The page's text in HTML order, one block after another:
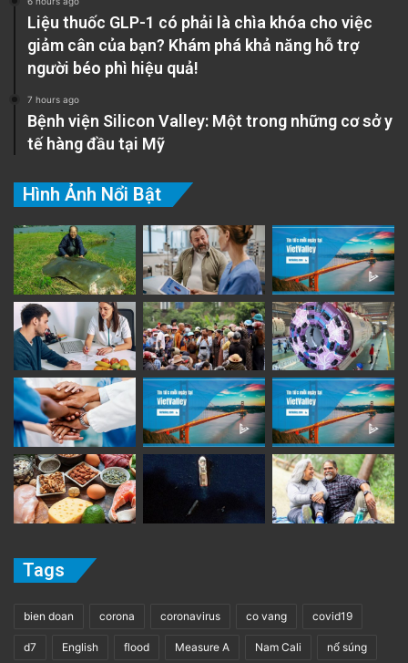
Liệu thuốc GLP-1 có phải là chìa khóa cho việc
giảm cân của bạn? Khám phá khả năng hỗ trợ
người béo phì hiệu quả!
7 hours ago
Bệnh viện Silicon Valley: Một trong những cơ sở y
tế hàng đầu tại Mỹ
Hình Ảnh Nổi Bật
Tags
bien doan corona coronavirus co vang covid19
d7 English flood Measure A Nam Cali nổ súng